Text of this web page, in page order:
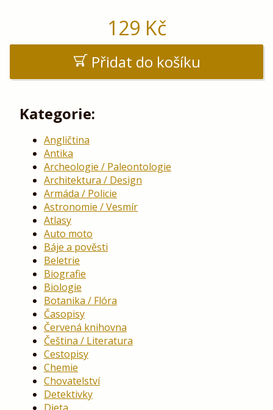
129 Kč
Přidat do košíku
Kategorie:
Angličtina
Antika
Archeologie / Paleontologie
Architektura / Design
Armáda / Policie
Astronomie / Vesmír
Atlasy
Auto moto
Báje a pověsti
Beletrie
Biografie
Biologie
Botanika / Flóra
Časopisy
Červená knihovna
Čeština / Literatura
Cestopisy
Chemie
Chovatelství
Detektivky